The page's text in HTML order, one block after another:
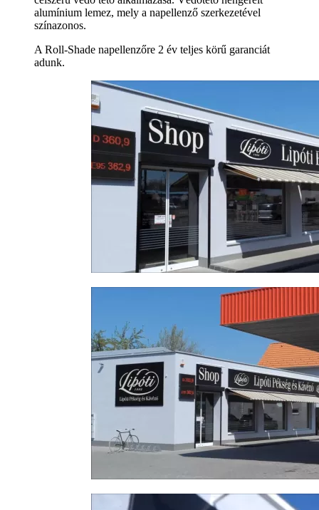
alumínium lemez, mely a napellenző szerkezetével
színazonos.
A Roll-Shade napellenzőre 2 év teljes körű garanciát
adunk.